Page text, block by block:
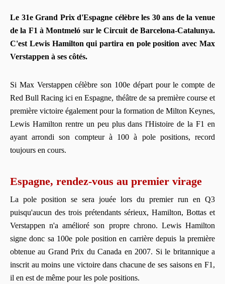
Le 31e Grand Prix d'Espagne célèbre les 30 ans de la venue
de la F1 à Montmeló sur le Circuit de Barcelona-Catalunya.
C'est Lewis Hamilton qui partira en pole position avec Max
Verstappen à ses côtés.
Si Max Verstappen célèbre son 100e départ pour le compte de
Red Bull Racing ici en Espagne, théâtre de sa première course et
première victoire également pour la formation de Milton Keynes,
Lewis Hamilton rentre un peu plus dans l'Histoire de la F1 en
ayant arrondi son compteur à 100 à pole positions, record
toujours en cours.
Espagne, rendez-vous au premier virage
La pole position se sera jouée lors du premier run en Q3
puisqu'aucun des trois prétendants sérieux, Hamilton, Bottas et
Verstappen n'a amélioré son propre chrono. Lewis Hamilton
signe donc sa 100e pole position en carrière depuis la première
obtenue au Grand Prix du Canada en 2007. Si le britannique a
inscrit au moins une victoire dans chacune de ses saisons en F1,
il en est de même pour les pole positions.